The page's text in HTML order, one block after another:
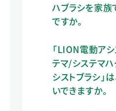
ハブラシを家族
ですか。
「LION電動アシ
テマ/システマ
シストブラシ」
いできますか。